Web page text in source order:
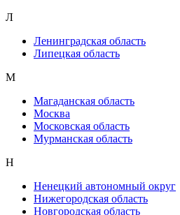
Л
Ленинградская область
Липецкая область
М
Магаданская область
Москва
Московская область
Мурманская область
Н
Ненецкий автономный округ
Нижегородская область
Новгородская область